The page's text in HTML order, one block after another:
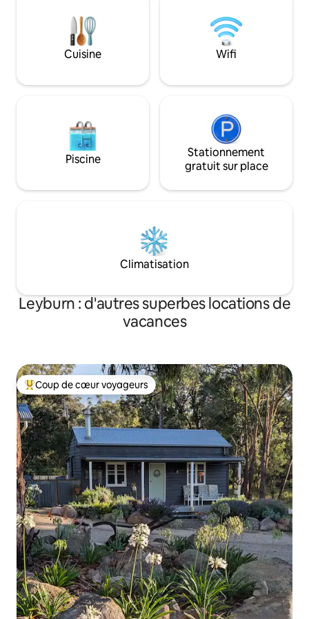
matinal, pêchez
Yarramalong, et
les marchés de
propriétaires
feu de camp
Cuisine Wifi
Piscine
Stationnement
gratuit sur place
Climatisation
Leyburn : d'autres superbes locations de
vacances
Coups de cœur voyageurs les plus appréciés
Coup de cœur voyageurs